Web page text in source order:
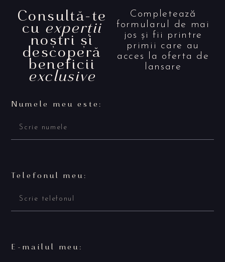
Consultă-te
cuexperții
noștri și
descoperă
beneficii
exclusive
Completează
formularul de mai
jos și fii printre
primii care au
acces la oferta de
lansare
Numele meu este:
Telefonul meu:
E-mailul meu: